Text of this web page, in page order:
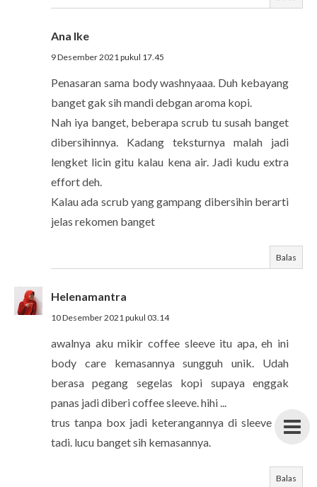
Ana Ike
9 Desember 2021 pukul 17.45
Penasaran sama body washnyaaa. Duh kebayang
banget gak sih mandi debgan aroma kopi.
Nah iya banget, beberapa scrub tu susah banget
dibersihinnya. Kadang teksturnya malah jadi
lengket licin gitu kalau kena air. Jadi kudu extra
effort deh.
Kalau ada scrub yang gampang dibersihin berarti
jelas rekomen banget
Balas
Helenamantra
10 Desember 2021 pukul 03.14
awalnya aku mikir coffee sleeve itu apa, eh ini
body care kemasannya sungguh unik. Udah
berasa pegang segelas kopi supaya enggak
panas jadi diberi coffee sleeve. hihi ...
trus tanpa box jadi keterangannya di sleeve itu
tadi. lucu banget sih kemasannya.
Balas